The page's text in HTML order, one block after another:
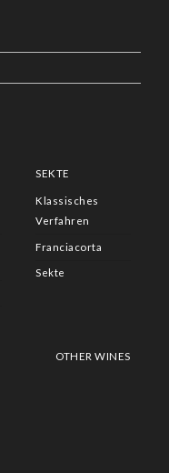
SEKTE
Klassisches
Verfahren
Franciacorta
Sekte
OTHER WINES